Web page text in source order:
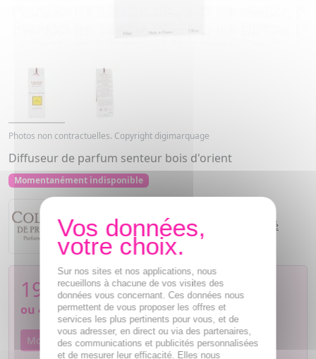
Photos non contractuelles. Copyright digimarquage
Diffuseur de parfum senteur bois d'orient
Momentanément indisponible
Collines de Provence Bouquet parfumé
19,71€
ou 4,93€si 4 fois sans frais
Momentanément indisponible
Sur nos sites et nos applications, nous
recueillons à chacune de vos visites des
données vous concernant. Ces données nous
permettent de vous proposer les offres et
services les plus pertinents pour vous, et de
vous adresser, en direct ou via des partenaires,
des communications et publicités personnalisées
et de mesurer leur efficacité. Elles nous